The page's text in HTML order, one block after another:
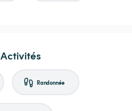
Activités
Randonnée